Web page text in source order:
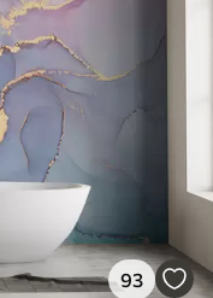
93